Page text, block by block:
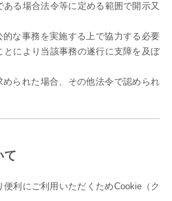
る場合法令等に定める範囲で開示又
な事務を実施する上で協力する必要
とにより当該事務の遂行に支障を及ぼ
られた場合、その他法令で認められ
て
利にご利用いただくためCookie（ク